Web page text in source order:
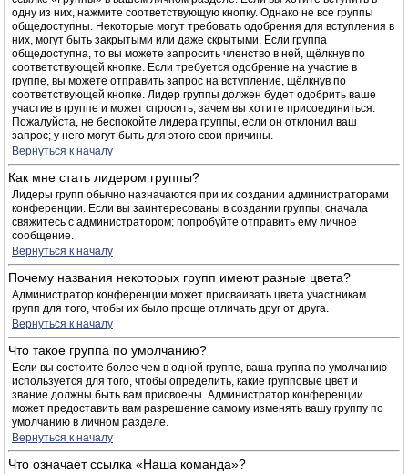
одну из них, нажмите соответствующую кнопку. Однако не все группы
общедоступны. Некоторые могут требовать одобрения для вступления в
них, могут быть закрытыми или даже скрытыми. Если группа
общедоступна, то вы можете запросить членство в ней, щёлкнув по
соответствующей кнопке. Если требуется одобрение на участие в
группе, вы можете отправить запрос на вступление, щёлкнув по
соответствующей кнопке. Лидер группы должен будет одобрить ваше
участие в группе и может спросить, зачем вы хотите присоединиться.
Пожалуйста, не беспокойте лидера группы, если он отклонил ваш
запрос; у него могут быть для этого свои причины.
Вернуться к началу
Как мне стать лидером группы?
Лидеры групп обычно назначаются при их создании администраторами
конференции. Если вы заинтересованы в создании группы, сначала
свяжитесь с администратором; попробуйте отправить ему личное
сообщение.
Вернуться к началу
Почему названия некоторых групп имеют разные цвета?
Администратор конференции может присваивать цвета участникам
групп для того, чтобы их было проще отличать друг от друга.
Вернуться к началу
Что такое группа по умолчанию?
Если вы состоите более чем в одной группе, ваша группа по умолчанию
используется для того, чтобы определить, какие групповые цвет и
звание должны быть вам присвоены. Администратор конференции
может предоставить вам разрешение самому изменять вашу группу по
умолчанию в личном разделе.
Вернуться к началу
Что означает ссылка «Наша команда»?